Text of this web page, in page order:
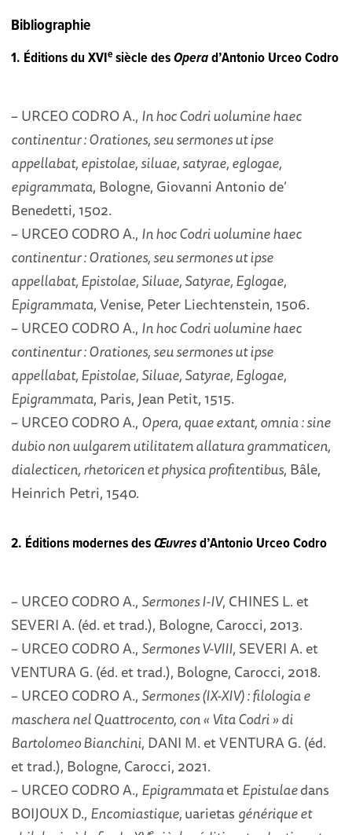
Bibliographie
1. Éditions du XVIe siècle desOperad’Antonio Urceo Codro
– URCEO CODRO A., In hoc Codri uolumine haec
continentur : Orationes, seu sermones ut ipse
appellabat, epistolae, siluae, satyrae, eglogae,
epigrammata, Bologne, Giovanni Antonio de’
Benedetti, 1502.
– URCEO CODRO A., In hoc Codri uolumine haec
continentur : Orationes, seu sermones ut ipse
appellabat, Epistolae, Siluae, Satyrae, Eglogae,
Epigrammata, Venise, Peter Liechtenstein, 1506.
– URCEO CODRO A., In hoc Codri uolumine haec
continentur : Orationes, seu sermones ut ipse
appellabat, Epistolae, Siluae, Satyrae, Eglogae,
Epigrammata, Paris, Jean Petit, 1515.
– URCEO CODRO A., Opera, quae extant, omnia : sine
dubio non uulgarem utilitatem allatura grammaticen,
dialecticen, rhetoricen et physica profitentibus, Bâle,
Heinrich Petri, 1540.
2. Éditions modernes desŒuvresd’Antonio Urceo Codro
– URCEO CODRO A., Sermones I-IV, CHINES L. et
SEVERI A. (éd. et trad.), Bologne, Carocci, 2013.
– URCEO CODRO A., Sermones V-VIII, SEVERI A. et
VENTURA G. (éd. et trad.), Bologne, Carocci, 2018.
– URCEO CODRO A., Sermones (IX-XIV) : filologia e
maschera nel Quattrocento, con « Vita Codri » di
Bartolomeo Bianchini, DANI M. et VENTURA G. (éd.
et trad.), Bologne, Carocci, 2021.
– URCEO CODRO A., EpigrammataetEpistulaedans
BOIJOUX D., Encomiastique,uarietas générique et